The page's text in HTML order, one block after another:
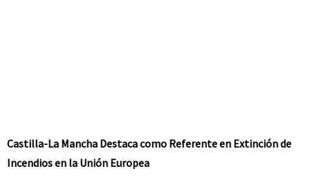
Castilla-La Mancha Destaca como Referente en Extinción de
Incendios en la Unión Europea